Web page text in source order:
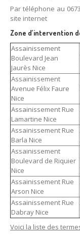
Par téléphone au
site internet
Zone d’intervention
Assainissement
Boulevard Jean
Jaurès Nice
Assainissement
Avenue Félix Faure
Nice
Assainissement Rue
Lamartine Nice
Assainissement Rue
Barla Nice
Assainissement
Boulevard de Riquier
Nice
Assainissement Rue
Arson Nice
Assainissement Rue
Dabray Nice
Voici la liste des